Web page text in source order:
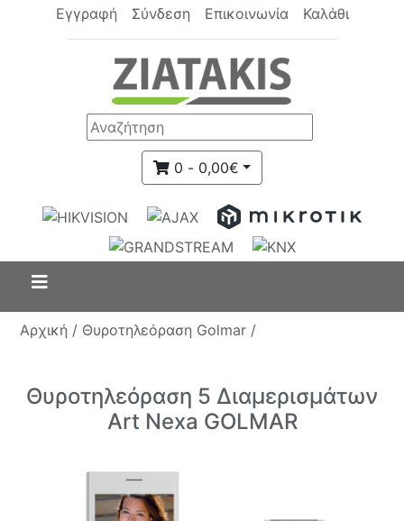
Εγγραφή Σύνδεση Επικοινωνία Καλάθι
0 - 0,00€
Αρχική / Θυροτηλεόραση Golmar /
Θυροτηλεόραση 5 Διαμερισμάτων
Art Nexa GOLMAR